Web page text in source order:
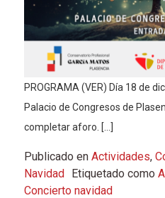
PROGRAMA (VER) Día 18 de
Palacio de Congresos de
completar aforo. […]
Publicado en Actividades,
Navidad
Etiquetado como
Concierto navidad